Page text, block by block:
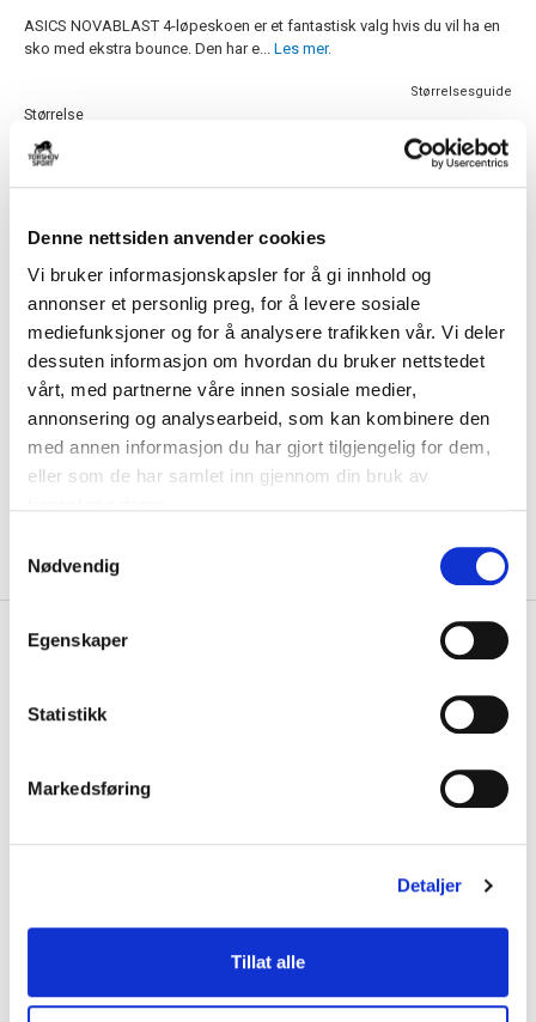
Denne nettsiden anvender cookies
Vi bruker informasjonskapsler for å gi innhold og
annonser et personlig preg, for å levere sosiale
mediefunksjoner og for å analysere trafikken vår. Vi deler
dessuten informasjon om hvordan du bruker nettstedet
vårt, med partnerne våre innen sosiale medier,
annonsering og analysearbeid, som kan kombinere den
med annen informasjon du har gjort tilgjengelig for dem,
eller som de har samlet inn gjennom din bruk av
m
Nødvendig
Egenskaper
Statistikk
Markedsføring
Detaljer
Tillat alle
ASICS NOVABLAST 4-løpeskoen er et fantastisk valg hvis du vil ha en
sko med ekstra bounce. Den har e... Les mer.
Størrelsesguide
Størrelse
VELG ▾
Navn
Motiv
LEGG I HANDLEKURV KLIKK & HENT
Velg Størrelse
Valgt alternativ ikke på lager
Produkter med trykk kan ikke byttes eller returneres.
PRODUKTBESKRIVELSE